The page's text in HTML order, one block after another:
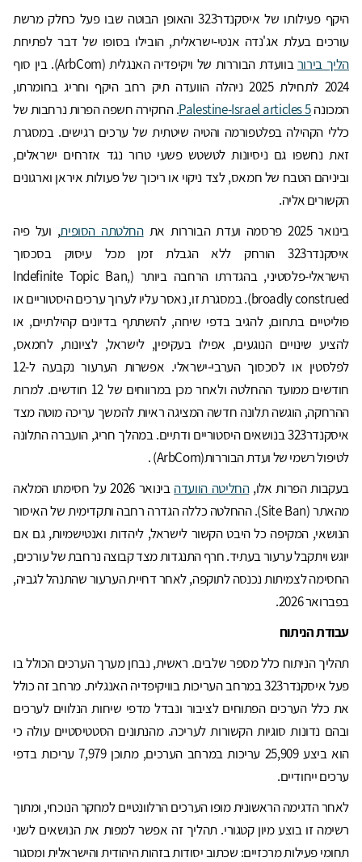
היקף פעילותו של איסקנדר323 והאופן הבוטה שבו פעל כחלק מרשת
עורכים בעלת אג'נדה אנטי-ישראלית, הובילו בסופו של דבר לפתיחת
הליך בירור
בוועדת הבוררות של ויקיפדיה האנגלית (ArbCom). בין סוף
2024 לתחילת 2025 ניהלה הוועדה תיק רחב היקף וחריג בחומרתו,
המכונהPalestine-Israel articles 5. החקירה חשפה הפרות נרחבות של
כללי הקהילה בפלטפורמה והטיה שיטתית של ערכים רגישים. במסגרת
זאת נחשפו גם ניסיונות לטשטש פשעי טרור נגד אזרחים ישראלים,
וביניהם הטבח של חמאס, לצד ניקוי או ריכוך של פעולות איראן וארגונים
הקשורים אליה.
בינואר 2025 פרסמה ועדת הבוררות את
החלטתה הסופית, ועל פיה
איסקנדר323 הורחק ללא הגבלת זמן מכל עיסוק בסכסוך
הישראלי-פלסטיני, בהגדרתו הרחבה ביותר (Indefinite Topic Ban,
broadly construed). במסגרת זו, נאסר עליו לערוך ערכים היסטוריים או
פוליטיים בתחום, להגיב בדפי שיחה, להשתתף בדיונים קהילתיים, או
להציע שינויים הנוגעים, אפילו בעקיפין, לישראל, לציונות, לחמאס,
לפלסטין או לסכסוך הערבי-ישראלי. אפשרות הערעור נקבעה ל-12
חודשים ממועד ההחלטה ולאחר מכן במרווחים של 12 חודשים. למרות
ההרחקה, הוגשה תלונה חדשה המציגה ראיות להמשך עריכה מוטה מצד
איסקנדר323 בנושאים היסטוריים ודתיים. במהלך חריג, הועברה התלונה
לטיפול רשמי של ועדת הבוררות(ArbCom) .
בעקבות הפרות אלו,החליטה הוועדה
בינואר 2026 על חסימתו המלאה
מהאתר (Site Ban). ההחלטה כללה הגדרה רחבה ותקדימית של האיסור
הנושאי, המקיפה כל היבט הקשור לישראל, ליהדות ואנטישמיות, גם אם
יוגש ויתקבל ערעור בעתיד. חרף התנגדות מצד קבוצה נרחבת של עורכים,
החסימה לצמיתות נכנסה לתוקפה, לאחר דחיית הערעור שהתנהל לגביה,
בפברואר 2026.
עבודת הניתוח
תהליך הניתוח כלל מספר שלבים. ראשית, נבחן מערך הערכים הכולל בו
פעל איסקנדר323 במרחב העריכות בוויקיפדיה האנגלית. מרחב זה כולל
את כלל הערכים הפתוחים לציבור ונבדל מדפי שיחות הנלווים לערכים
ובהם נדונות סוגיות הקשורות לעריכה. מהנתונים הסטטיסטיים עולה כי
הוא ביצע 25,909 עריכות במרחב הערכים, מתוכן 7,979 עריכות בדפי
ערכים ייחודיים.
לאחר הדגימה הראשונית מופו הערכים הרלוונטיים למחקר הנוכחי, ומתוך
רשימה זו בוצע מיון קטגורי. תהליך זה אפשר למפות את הנושאים לשני
תחומי פעילות מרכזיים: שכתוב יסודות בזהות היהודית והישראלית ומסגור